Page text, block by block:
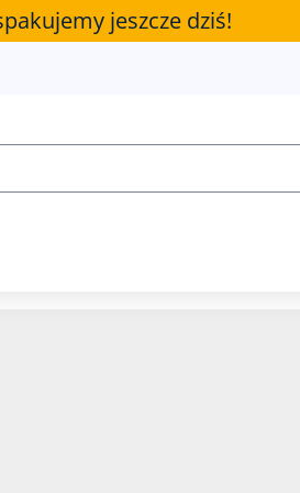
jeszcze dziś!